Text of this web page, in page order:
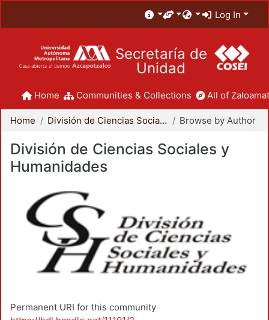
Log In
Secretaría de
Unidad
Home Communities & Collections All of
Home División de Ciencias Sociales y Humanidades Browse by Author
División de Ciencias Sociales y
Humanidades
Permanent URI for this community